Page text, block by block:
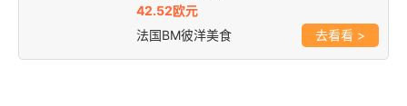
42.52欧元
法国BM彼洋美食
>